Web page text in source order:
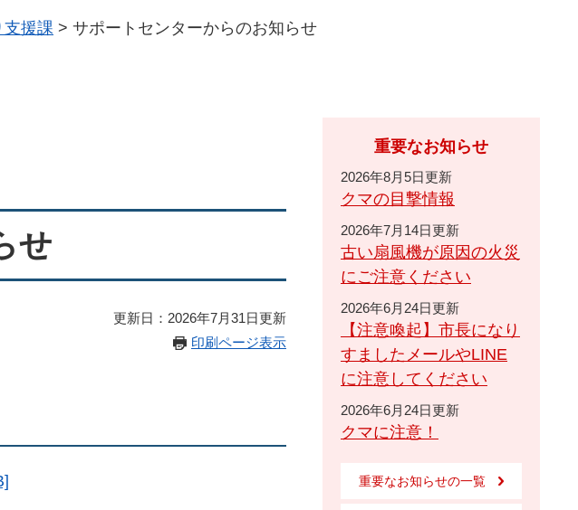
支援課 > サポートセンターからのお知らせ
せ
更新日：2026年7月31日更新
印刷ページ表示
重要なお知らせ
2026年8月5日更新
クマの目撃情報
2026年7月14日更新
古い扇風機が原因の火災
にご注意ください
2026年6月24日更新
【注意喚起】市長になり
すましたメールやLINE
に注意してください
2026年6月24日更新
クマに注意！
重要なお知らせの一覧